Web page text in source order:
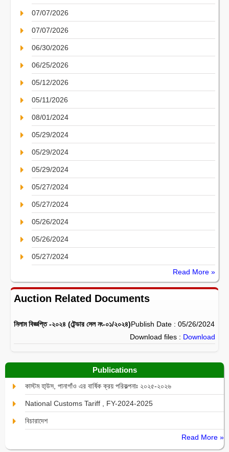
07/07/2026
07/07/2026
06/30/2026
06/25/2026
05/12/2026
05/11/2026
08/01/2024
05/29/2024
05/29/2024
05/29/2024
05/27/2024
05/27/2024
05/26/2024
05/26/2024
05/27/2024
Read More »
Auction Related Documents
নিলাম বিজ্ঞপ্তি -২০২৪ (টেন্ডার সেল নং-০১/২০২৪)Publish Date : 05/26/2024
Download files : Download
Publications
কাস্টম হা্উস, পানাগাঁও এর বার্ষিক ক্রয় পরিকল্পনাঃ ২০২৫-২০২৬
National Customs Tariff , FY-2024-2025
বিচারাদেশ
Read More »